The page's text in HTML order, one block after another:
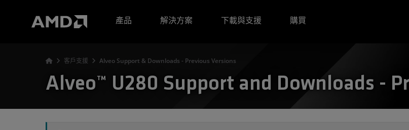
產品
解決方案 下載與支援 購買
客戶支援 Alveo Support & Downloads - Previous Versions
Alveo™ U280 Support and Downloads -